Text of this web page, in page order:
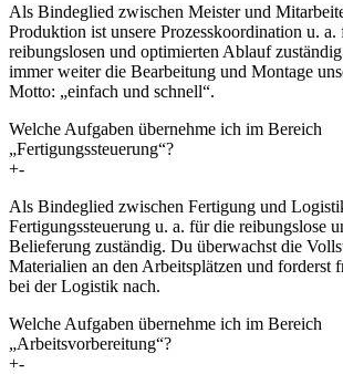
Als Bindeglied zwischen Meister und
Produktion ist unsere Prozesskoordination u. a.
reibungslosen und optimierten Ablauf
immer weiter die Bearbeitung und Montage
Motto: „einfach und schnell“.
Welche Aufgaben übernehme ich im Bereich
„Fertigungssteuerung“?
+-
Als Bindeglied zwischen Fertigung und
Fertigungssteuerung u. a. für die reibungslose
Belieferung zuständig. Du überwachst die
Materialien an den Arbeitsplätzen und forderst
bei der Logistik nach.
Welche Aufgaben übernehme ich im Bereich
„Arbeitsvorbereitung“?
+-